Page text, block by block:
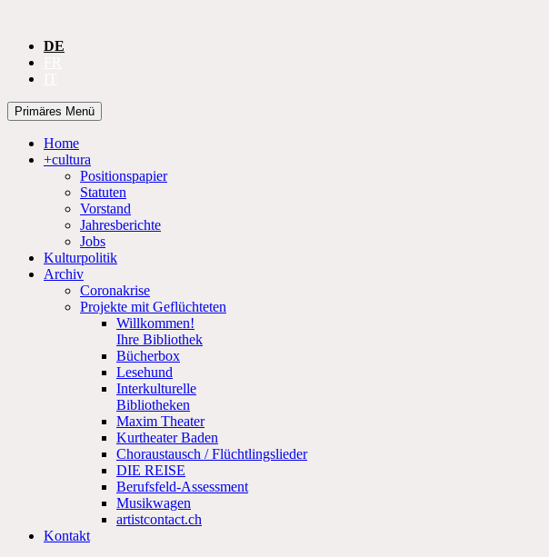
DE
CULTURA
Suchen
Primäres Menü Zum
Inhalt
Home
+cultura
Positionspapier
Statuten
Vorstand
Jahresberichte
Jobs
Kulturpolitik
Archiv
Coronakrise
Projekte mit Geflüchteten
Willkommen!
Ihre Bibliothek
Bücherbox
Lesehund
Interkulturelle
Bibliotheken
Maxim Theater
Kurtheater Baden
Choraustausch / Flüchtlingslieder
DIE REISE
Berufsfeld-Assessment
Musikwagen
artistcontact.ch
Kontakt